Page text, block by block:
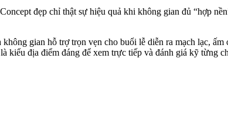
đẹp chỉ thật sự hiệu quả khi không gian đủ “hợp
gian hỗ trợ trọn vẹn cho buổi lễ diễn ra mạch lạc,
địa điểm đáng để xem trực tiếp và đánh giá kỹ từng